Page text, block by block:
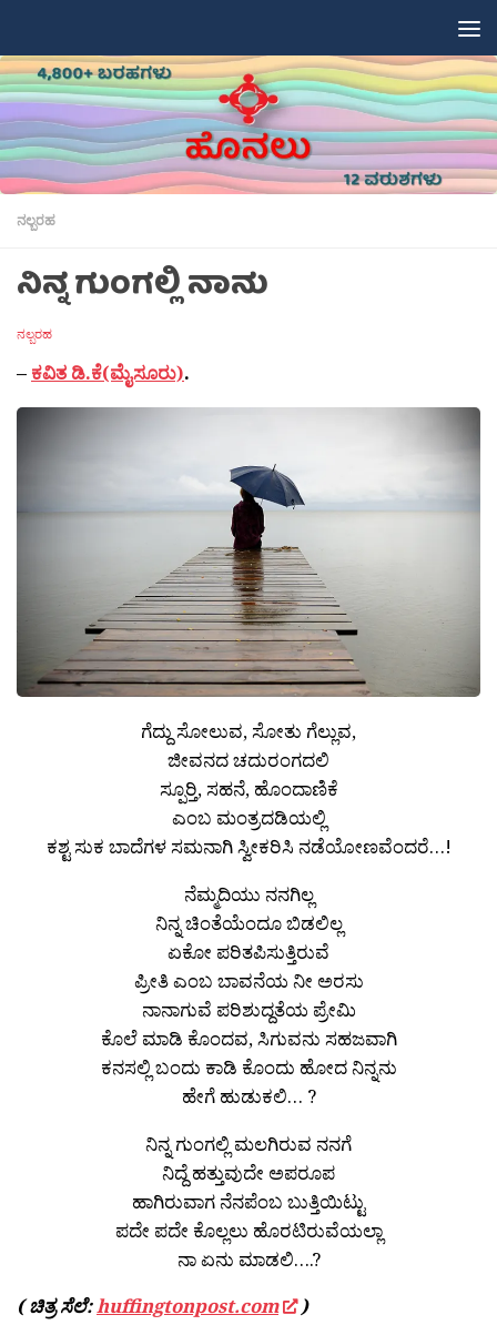
ನಲ್ಬರಹ
ನಿನ್ನ ಗುಂಗಲ್ಲಿ ನಾನು
ನಲ್ಬರಹ
– ಕವಿತ ಡಿ.ಕೆ(ಮೈಸೂರು).
ಗೆದ್ದು ಸೋಲುವ, ಸೋತು ಗೆಲ್ಲುವ,
ಜೀವನದ ಚದುರಂಗದಲಿ
ಸ್ಪೂರ‍್ತಿ, ಸಹನೆ, ಹೊಂದಾಣಿಕೆ
ಎಂಬ ಮಂತ್ರದಡಿಯಲ್ಲಿ
ಕಶ್ಟ ಸುಕ ಬಾದೆಗಳ ಸಮನಾಗಿ ಸ್ವೀಕರಿಸಿ ನಡೆಯೋಣವೆಂದರೆ…!
ನೆಮ್ಮದಿಯು ನನಗಿಲ್ಲ
ನಿನ್ನ ಚಿಂತೆಯೆಂದೂ ಬಿಡಲಿಲ್ಲ
ಏಕೋ ಪರಿತಪಿಸುತ್ತಿರುವೆ
ಪ್ರೀತಿ ಎಂಬ ಬಾವನೆಯ ನೀ ಅರಸು
ನಾನಾಗುವೆ ಪರಿಶುದ್ದತೆಯ ಪ್ರೇಮಿ
ಕೊಲೆ ಮಾಡಿ ಕೊಂದವ, ಸಿಗುವನು ಸಹಜವಾಗಿ
ಕನಸಲ್ಲಿ ಬಂದು ಕಾಡಿ ಕೊಂದು ಹೋದ ನಿನ್ನನು
ಹೇಗೆ ಹುಡುಕಲಿ… ?
ನಿನ್ನ ಗುಂಗಲ್ಲಿ ಮಲಗಿರುವ ನನಗೆ
ನಿದ್ದೆ ಹತ್ತುವುದೇ ಅಪರೂಪ
ಹಾಗಿರುವಾಗ ನೆನಪೆಂಬ ಬುತ್ತಿಯಿಟ್ಟು
ಪದೇ ಪದೇ ಕೊಲ್ಲಲು ಹೊರಟಿರುವೆಯಲ್ಲಾ
ನಾ ಏನು ಮಾಡಲಿ….?
( ಚಿತ್ರ ಸೆಲೆ:huffingtonpost.com )